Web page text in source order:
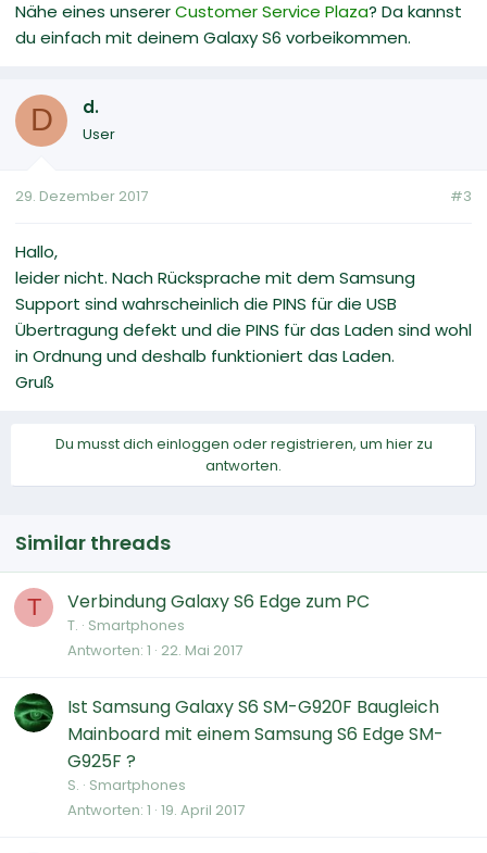
Nähe eines unsererCustomer Service Plaza? Da kannst
du einfach mit deinem Galaxy S6 vorbeikommen.
D d.
User
29. Dezember 2017 #3
Hallo,
leider nicht. Nach Rücksprache mit dem Samsung
Support sind wahrscheinlich die PINS für die USB
Übertragung defekt und die PINS für das Laden sind wohl
in Ordnung und deshalb funktioniert das Laden.
Gruß
Du musst dich einloggen oder registrieren, um hier zu
antworten.
Similar threads
T Verbindung Galaxy S6 Edge zum PC
T. Smartphones
Antworten 1 22. Mai 2017
Ist Samsung Galaxy S6 SM-G920F Baugleich
Mainboard mit einem Samsung S6 Edge SM-
G925F ?
S. Smartphones
Antworten 1 19. April 2017